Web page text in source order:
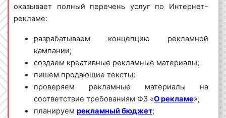
оказывает полный перечень услуг по Интернет-
рекламе:
разрабатываем концепцию рекламной
кампании;
создаем креативные рекламные материалы;
пишем продающие тексты;
проверяем рекламные материалы на
соответствие требованиям ФЗ «О рекламе»;
планируем рекламный бюджет;